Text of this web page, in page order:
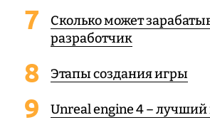
Сколько может
разработчик
Этапы создания игры
Unreal engine 4 –